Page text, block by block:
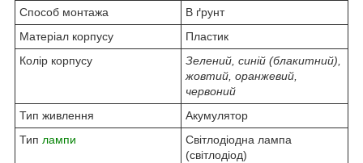
Способ монтажа
В ґрунт
Матеріал корпусу
Пластик
Колір корпусу
Зелений, синій (блакитний),
жовтий, оранжевий,
червоний
Тип живлення
Акумулятор
Тип лампи
Світлодіодна лампа
(світлодіод)